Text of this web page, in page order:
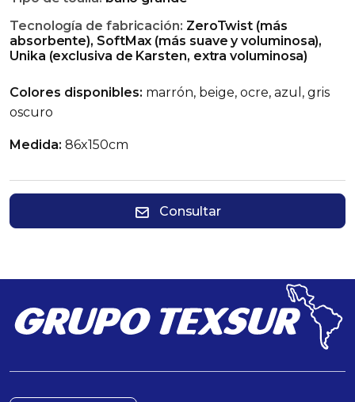
Tecnología de fabricación: ZeroTwist (más
absorbente), SoftMax (más suave y voluminosa),
Unika (exclusiva de Karsten, extra voluminosa)
Colores disponibles: marrón, beige, ocre, azul, gris
oscuro
Medida: 86x150cm
Consultar